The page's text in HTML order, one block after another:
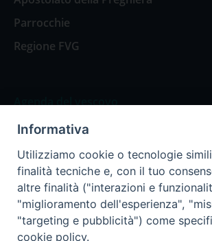
Parrocchie
Regione FVG
Agenda del vescovo
Agenda del vescovo
Privacy Policy
Informativa
Utilizziamo cookie o tecnologie
finalità tecniche e, con il tuo
altre finalità ("interazioni e
"miglioramento dell'esperienza",
"targeting e pubblicità") come
cookie policy.